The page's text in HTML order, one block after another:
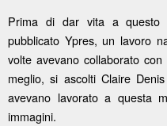
Prima di dar vita a
pubblicato Ypres, un lavoro
volte avevano collaborato
meglio, si ascolti Claire
avevano lavorato a questa
immagini.